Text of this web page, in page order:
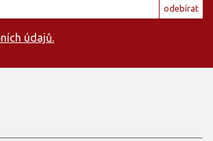
odebírat
údajů.